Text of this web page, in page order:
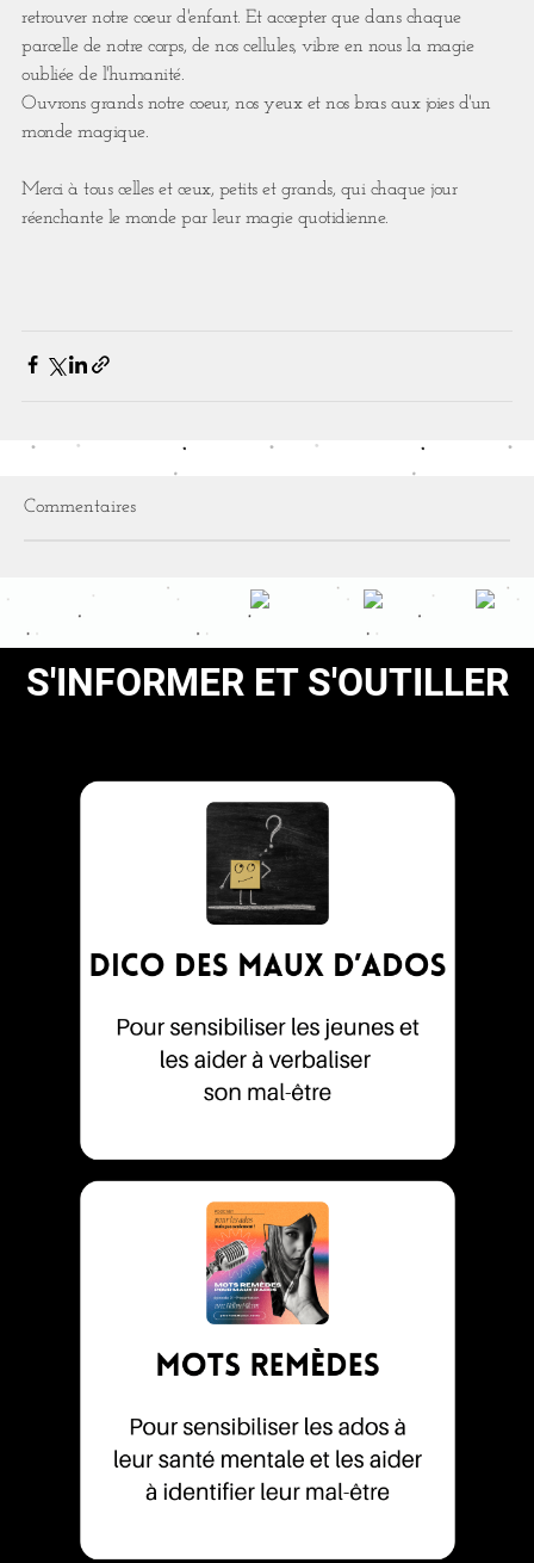
retrouver notre coeur d'enfant. Et accepter que dans chaque
parcelle de notre corps, de nos cellules, vibre en nous la magie
oubliée de l'humanité.
Ouvrons grands notre coeur, nos yeux et nos bras aux joies d'un
monde magique.
Merci à tous celles et ceux, petits et grands, qui chaque jour
réenchante le monde par leur magie quotidienne.
Commentaires
S'INFORMER ET S'OUTILLER